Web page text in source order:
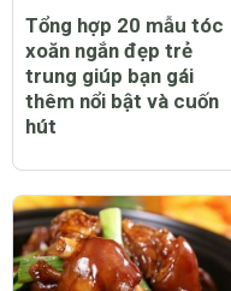
Tổng hợp 20 mẫu tóc
xoăn ngắn đẹp trẻ
trung giúp bạn gái
thêm nổi bật và cuốn
hút